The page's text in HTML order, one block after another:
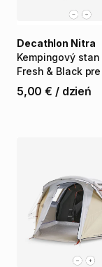
Kempingový stan
Fresh & Black pre
Decathlon Nitra
5,00 € / dzień